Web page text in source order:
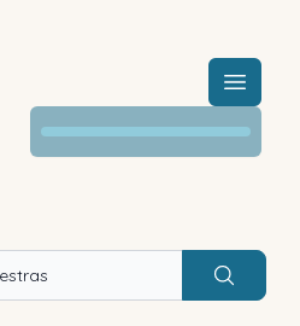
Menú
Buscar